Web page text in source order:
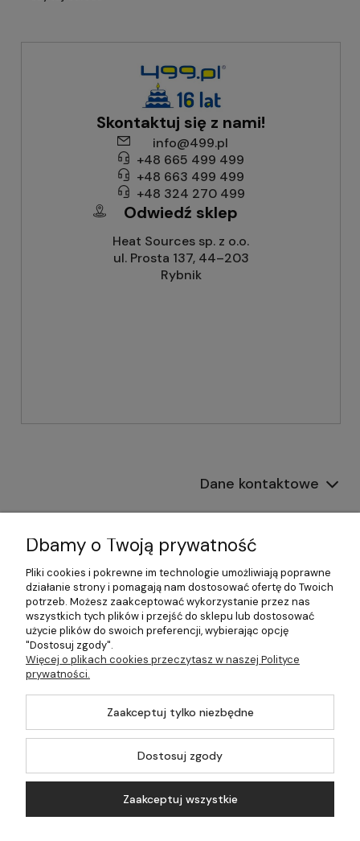
Skontaktuj się z nami!
info@499.pl
+48 665 499 499
+48 663 499 499
+48 324 270 499
Odwiedź sklep
Heat Sources sp. z o.o.
ul. Prosta 137, 44–203
Rybnik
Dane kontaktowe
Informacje
Płatności i dostawa
Pomoc
Moje konto
©2026 Wszelkie Prawa Zastrzeżone | 499.pl - najlepszy sklep z
Dbamy o Twoją prywatność
Pliki cookies i pokrewne im technologie umożliwiają poprawne
działanie strony i pomagają nam dostosować ofertę do Twoich
potrzeb. Możesz zaakceptować wykorzystanie przez nas
wszystkich tych plików i przejść do sklepu lub dostosować
użycie plików do swoich preferencji, wybierając opcję
"Dostosuj zgody".
Więcej o plikach cookies przeczytasz w naszej Polityce
prywatności.
Zaakceptuj tylko niezbędne
Dostosuj zgody
Zaakceptuj wszystkie